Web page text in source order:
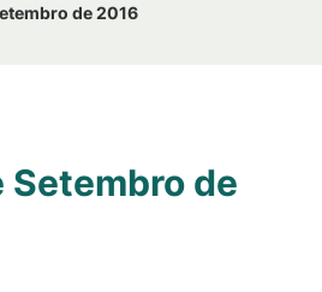
de 2016
Setembro de